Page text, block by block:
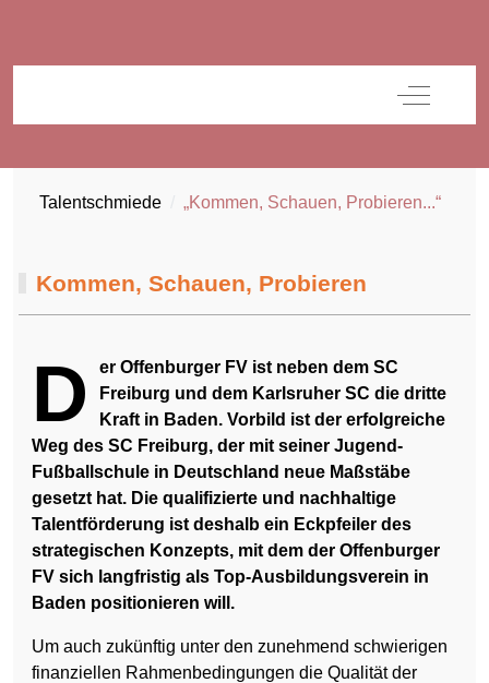
Off-
Talentschmiede „Kommen, Schauen, Probieren...“
Kommen, Schauen, Probieren
D
er Offenburger FV ist neben dem SC
Freiburg und dem Karlsruher SC die dritte
Kraft in Baden. Vorbild ist der erfolgreiche
Weg des SC Freiburg, der mit seiner Jugend-
Fußballschule in Deutschland neue Maßstäbe
gesetzt hat. Die qualifizierte und nachhaltige
Talentförderung ist deshalb ein Eckpfeiler des
strategischen Konzepts, mit dem der Offenburger
FV sich langfristig als Top-Ausbildungsverein in
Baden positionieren will.
Um auch zukünftig unter den zunehmend schwierigen
finanziellen Rahmenbedingungen die Qualität der